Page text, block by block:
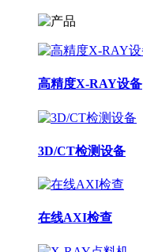
高精度X-RAY设备
3D/CT检测设备
在线AXI检查